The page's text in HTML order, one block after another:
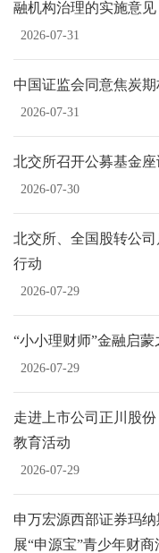
融机构治理的实施意见
2026-07-31
中国证监会同意焦炭
2026-07-31
北交所召开公募基金
2026-07-30
北交所、全国股转公
行动
2026-07-29
“小小理财师”金融启
2026-07-29
走进上市公司正川股
教育活动
2026-07-29
申万宏源西部证券玛
展“申源宝”青少年财商